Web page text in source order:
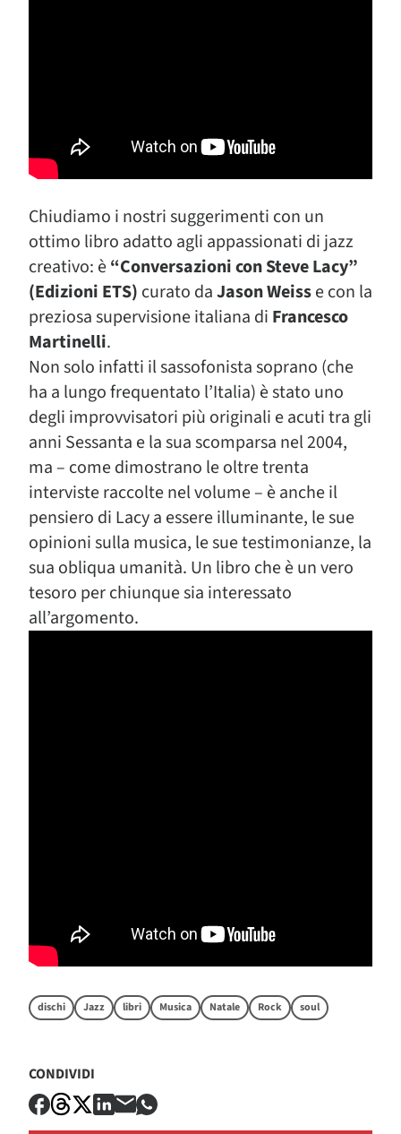
Chiudiamo i nostri suggerimenti con un
ottimo libro adatto agli appassionati di jazz
creativo: è“Conversazioni con Steve Lacy”
(Edizioni ETS) curato daJason Weisse con la
preziosa supervisione italiana di Francesco
Martinelli.
Non solo infatti il sassofonista soprano (che
ha a lungo frequentato l’Italia) è stato uno
degli improvvisatori più originali e acuti tra gli
anni Sessanta e la sua scomparsa nel 2004,
ma – come dimostrano le oltre trenta
interviste raccolte nel volume – è anche il
pensiero di Lacy a essere illuminante, le sue
opinioni sulla musica, le sue testimonianze, la
sua obliqua umanità. Un libro che è un vero
tesoro per chiunque sia interessato
all’argomento.
dischi Jazz libri Musica Natale Rock soul
CONDIVIDI